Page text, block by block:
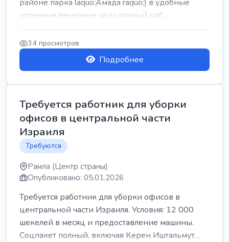
районе парка laquo;Амада raquo;) в удобные
утренние,вечерние часы,полный раб...
34 просмотров
Подробнее
Требуется работник для уборки
офисов в центральной части
Израиля
Требуются
Рамла (Центр страны)
Опубликовано: 05.01.2026
Требуется работник для уборки офисов в
центральной части Израиля. Условия: 12 000
шекелей в месяц и предоставление машины.
Соцпакет полный, включая Керен Иштальмут. ,